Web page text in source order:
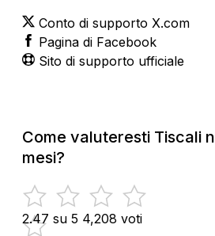
Conto di supporto X.com
Pagina di Facebook
Sito di supporto ufficiale
Come valuteresti Tiscali
mesi?
2.47 su 5 4,208 voti